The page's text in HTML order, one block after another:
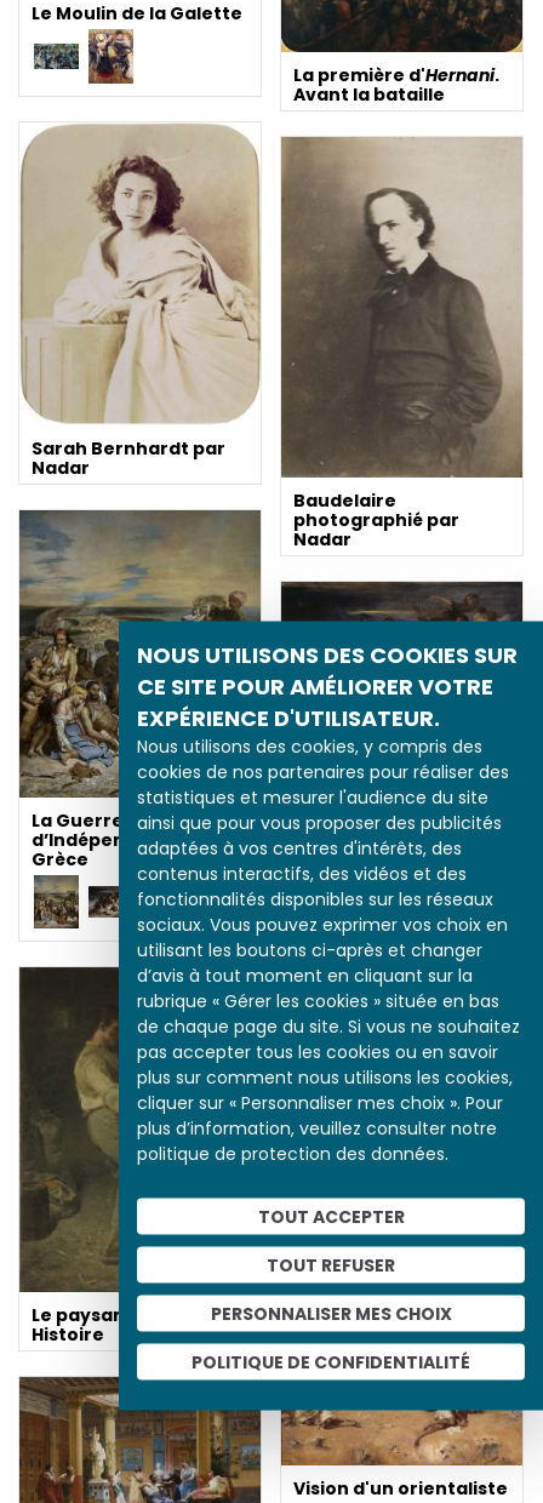
NOUS UTILISONS DES COOKIES SUR
CE SITE POUR AMÉLIORER VOTRE
EXPÉRIENCE D'UTILISATEUR.
Nous utilisons des cookies, y compris des
cookies de nos partenaires pour réaliser des
statistiques et mesurer l'audience du site
ainsi que pour vous proposer des publicités
adaptées à vos centres d'intérêts, des
contenus interactifs, des vidéos et des
fonctionnalités disponibles sur les réseaux
sociaux. Vous pouvez exprimer vos choix en
utilisant les boutons ci-après et changer
d’avis à tout moment en cliquant sur la
rubrique « Gérer les cookies » située en bas
de chaque page du site. Si vous ne souhaitez
pas accepter tous les cookies ou en savoir
plus sur comment nous utilisons les cookies,
cliquer sur « Personnaliser mes choix ». Pour
plus d’information, veuillez consulter notre
politique de protection des données.
TOUT ACCEPTER
TOUT REFUSER
PERSONNALISER MES CHOIX
POLITIQUE DE CONFIDENTIALITÉ
Le Moulin de la Galette
La première d'Hernani.
Avant la bataille
Sarah Bernhardt par
Nadar
Baudelaire
photographié par
Nadar
La Guerre
d’Indépendance en
Grèce
La Guerre
d’Indépendance en
Grèce
La Guerre
d’Indépendance en
Le paysan entre en
Histoire
Vision d'un orientaliste